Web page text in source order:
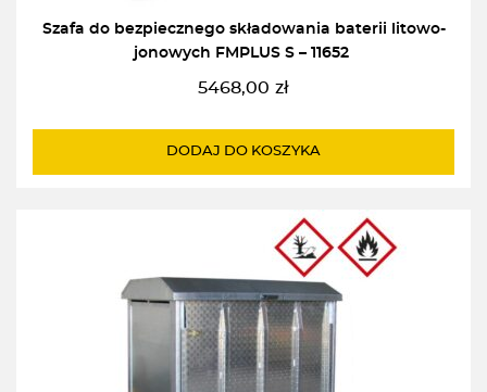
Szafa do bezpiecznego składowania baterii litowo-
jonowych FMPLUS S – 11652
5468,00 zł
DODAJ DO KOSZYKA